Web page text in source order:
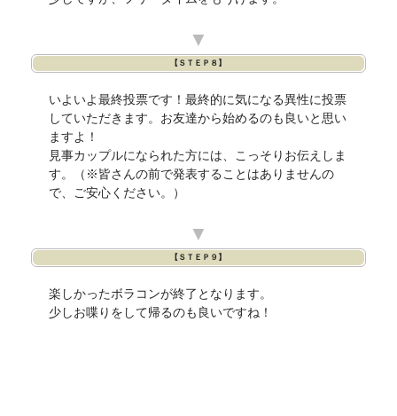
▼
【ＳＴＥＰ８】
いよいよ最終投票です！最終的に気になる異性に投票
していただきます。お友達から始めるのも良いと思い
ますよ！
見事カップルになられた方には、こっそりお伝えしま
す。（※皆さんの前で発表することはありませんの
で、ご安心ください。）
▼
【ＳＴＥＰ９】
楽しかったボラコンが終了となります。
少しお喋りをして帰るのも良いですね！